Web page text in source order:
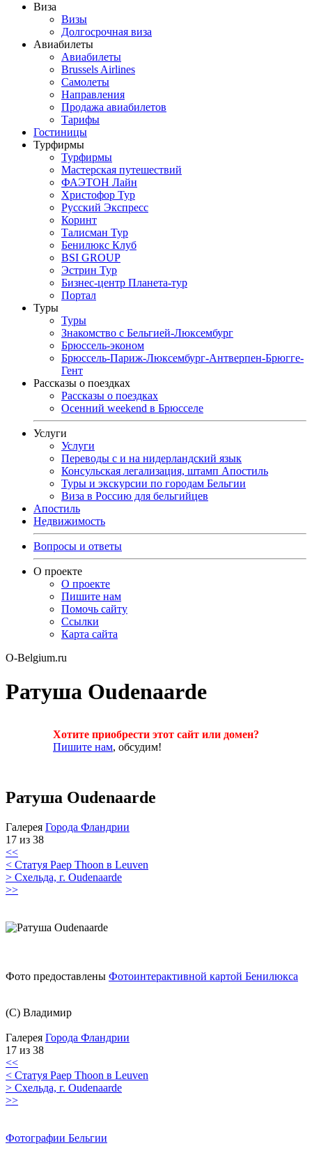
Виза
Визы
Долгосрочная виза
Авиабилеты
Авиабилеты
Brussels Airlines
Самолеты
Направления
Продажа авиабилетов
Тарифы
Гостиницы
Турфирмы
Турфирмы
Мастерская путешествий
ФАЭТОН Лайн
Христофор Тур
Русский Экспресс
Коринт
Талисман Тур
Бенилюкс Клуб
BSI GROUP
Эстрин Тур
Бизнес-центр Планета-тур
Портал
Туры
Туры
Знакомство с Бельгией-Люксембург
Брюссель-эконом
Брюссель-Париж-Люксембург-Антверпен-Брюгге-
Гент
Рассказы о поездках
Рассказы о поездках
Осенний weekend в Брюсселе
Услуги
Услуги
Переводы с и на нидерландский язык
Консульская легализация, штамп Апостиль
Туры и экскурсии по городам Бельгии
Виза в Россию для бельгийцев
Апостиль
Недвижимость
Вопросы и ответы
О проекте
О проекте
Пишите нам
Помочь сайту
Ссылки
Карта сайта
O-Belgium.ru
Ратуша Oudenaarde
Хотите приобрести этот сайт или домен?
Пишите нам, обсудим!
Ратуша Oudenaarde
Галерея Города Фландрии
17 из 38
<<
< Статуя Paep Thoon в Leuven
> Схельда, г. Oudenaarde
>>
Фото предоставлены Фотоинтерактивной картой Бенилюкса
(C) Владимир
Галерея Города Фландрии
17 из 38
<<
< Статуя Paep Thoon в Leuven
> Схельда, г. Oudenaarde
>>
Фотографии Бельгии